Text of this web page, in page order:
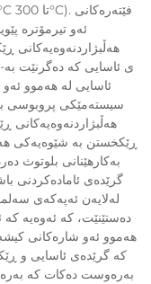
ئەو تیرمۆترە
ئاسایی لە هەموو
سیستەمێکی پروبوسی
هەڵبژاردنەوەیەکانی
ڕێکخستن بە شێوەیەکی
بەکارهێنانی بلوتوث
گرێدەی ئامادەکردنی
لەلایەن ئەپەکەی
هەموو ئەو شارەکانی
کە گرێدەی ئاسایی و
بەرەوست دەکات کە بەرەو